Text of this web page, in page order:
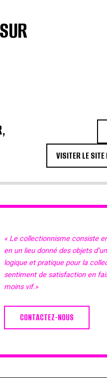
VISITER LE SITE
« Le collectionnisme consiste
en un lieu donné des objets
logique et pratique pour la
sentiment de satisfaction en
moins vif.»
CONTACTEZ-NOUS